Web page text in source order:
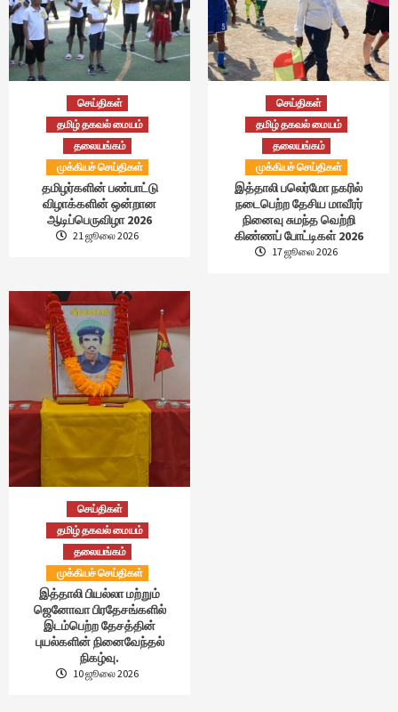
செய்திகள்
தமிழ் தகவல் மையம்
தலையங்கம்
முக்கியச் செய்திகள்
தமிழர்களின் பண்பாட்டு
விழாக்களின் ஒன்றான
ஆடிப்பெருவிழா 2026
21 ஜூலை 2026
செய்திகள்
தமிழ் தகவல் மையம்
தலையங்கம்
முக்கியச் செய்திகள்
இத்தாலி பலெர்மோ நகரில்
நடைபெற்ற தேசிய மாவீரர்
நினைவு சுமந்த வெற்றி
கிண்ணப் போட்டிகள் 2026
17 ஜூலை 2026
செய்திகள்
தமிழ் தகவல் மையம்
தலையங்கம்
முக்கியச் செய்திகள்
இத்தாலி பியல்லா மற்றும்
ஜெனோவா பிரதேசங்களில்
இடம்பெற்ற தேசத்தின்
புயல்களின் நினைவேந்தல்
நிகழ்வு.
10 ஜூலை 2026